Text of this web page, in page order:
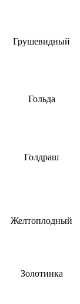
Грушевидный
Гольда
Голдраш
Желтоплодный
Золотинка